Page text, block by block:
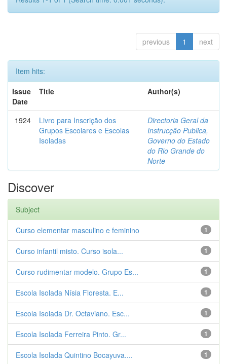
previous 1 next
Item hits:
Issue
Date
Title Author(s)
1924
Livro para Inscrição dos
Grupos Escolares e Escolas
Isoladas
Directoria Geral da
Instrucção Publica,
Governo do Estado
do Rio Grande do
Norte
Discover
Subject
1
Curso elementar masculino e feminino
1
Curso infantil misto. Curso isola...
1
Curso rudimentar modelo. Grupo Es...
1
Escola Isolada Nísia Floresta. E...
1
Escola Isolada Dr. Octaviano. Esc...
1
Escola Isolada Ferreira Pinto. Gr...
1
Escola Isolada Quintino Bocayuva....